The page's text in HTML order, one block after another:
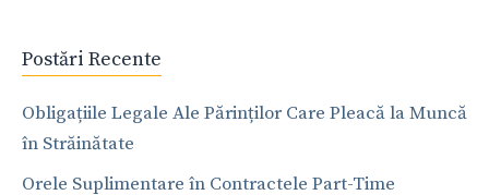
Postări Recente
Obligațiile Legale Ale Părinților Care Pleacă la Muncă
în Străinătate
Orele Suplimentare în Contractele Part-Time